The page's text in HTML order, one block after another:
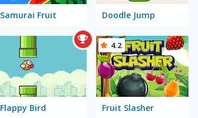
Samurai Fruit Doodle Jump
Flappy Bird Fruit Slasher
4.2